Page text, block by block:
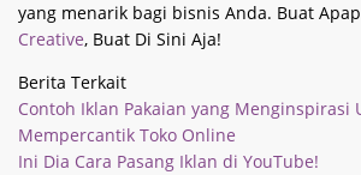
yang menarik bagi bisnis Anda. Buat
Creative, Buat Di Sini Aja!
Berita Terkait
Contoh Iklan Pakaian yang Menginspirasi
Mempercantik Toko Online
Ini Dia Cara Pasang Iklan di YouTube!